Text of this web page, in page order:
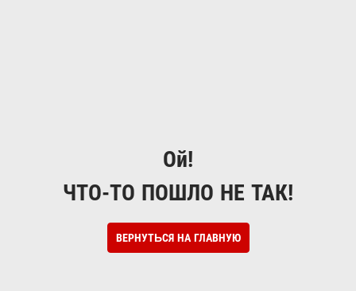
Ой!
ЧТО-ТО ПОШЛО НЕ ТАК!
ВЕРНУТЬСЯ НА ГЛАВНУЮ